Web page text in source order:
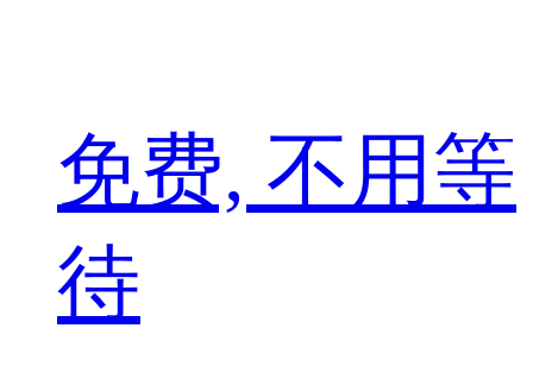
免费, 不用等
待